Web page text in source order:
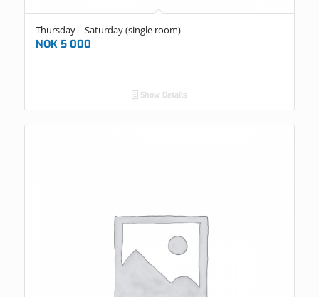
Thursday – Saturday (single room)
NOK5 000
Show Details